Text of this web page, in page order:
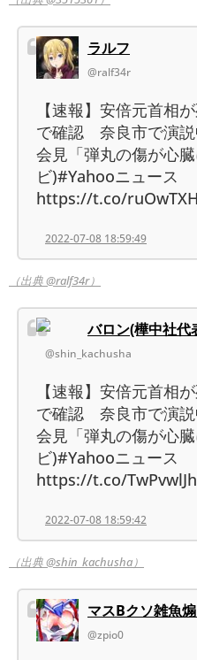
ラルフ
@ralf34r
【速報】安倍元首相
で確認 奈良市で演
会見「弾丸の傷が心
ビ)#Yahooニュース
https://t.co/
2022-07-08 18:59:49
（出典 @ralf34r）
バロン(樺中社
@shin_kachusha
【速報】安倍元首相
で確認 奈良市で演
会見「弾丸の傷が心
ビ)#Yahooニュース
https://t.co/
2022-07-08 18:59:42
（出典 @shin_kachusha）
マスBクソ雑魚
@zpio0